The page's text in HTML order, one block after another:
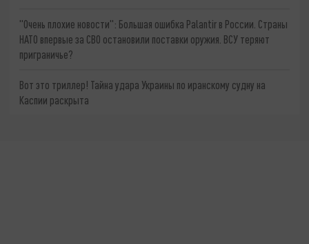
"Очень плохие новости": Большая ошибка Palantir в России. Страны
НАТО впервые за СВО остановили поставки оружия. ВСУ теряют
приграничье?
Вот это триллер! Тайна удара Украины по иранскому судну на
Каспии раскрыта